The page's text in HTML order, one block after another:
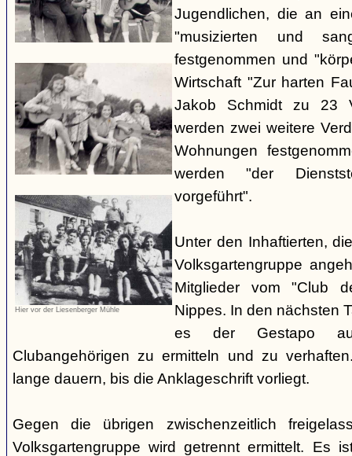
Hier vor der Liesenberger Mühle
Jugendlichen, die an
"musizierten und
festgenommen und
Wirtschaft "Zur harten
Jakob Schmidt zu 23
werden zwei weitere
Wohnungen
werden "der
vorgeführt".
Unter den Inhaftierten,
Volksgartengruppe
Mitglieder vom "Club
Nippes. In den nächsten
es der Gestapo
Clubangehörigen zu ermitteln und zu
lange dauern, bis die Anklageschrift vorliegt.
Gegen die übrigen zwischenzeitlich
Volksgartengruppe wird getrennt ermittelt. Es